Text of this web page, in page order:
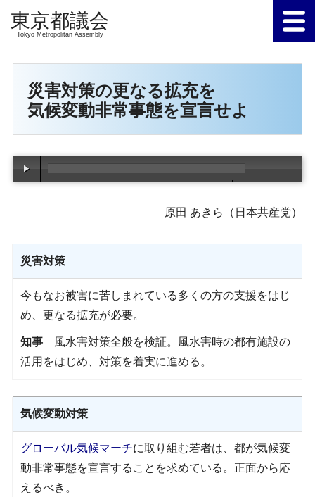
Tokyo Metropolitan Assembly
災害対策の更なる拡充を
気候変動非常事態を宣言せよ
原田 あきら（日本共産党）
災害対策
今もなお被害に苦しまれている多くの方の支援をはじ
め、更なる拡充が必要。
知事風水害対策全般を検証。風水害時の都有施設の
活用をはじめ、対策を着実に進める。
気候変動対策
グローバル気候マーチに取り組む若者は、都が気候変
動非常事態を宣言することを求めている。正面から応
えるべき。